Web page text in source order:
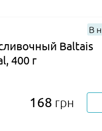
В
Baltais
400 г
168 грн